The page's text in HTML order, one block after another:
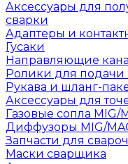
Аксессуары для
сварки
Адаптеры и
Гусаки
Направляющие
Ролики для подачи
Рукава и шланг-
Аксессуары для
Газовые сопла MIG/
Диффузоры MIG/
Запчасти для
Маски сварщика